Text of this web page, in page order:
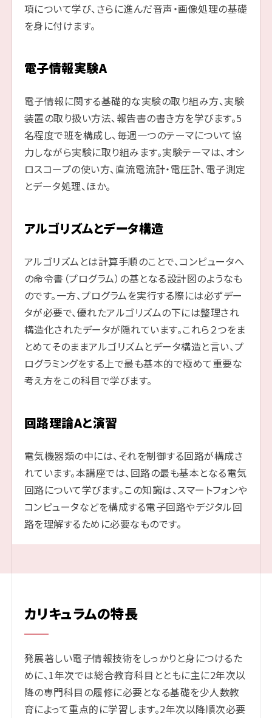
項について学び、さらに進んだ音声・画像処理の基礎
を身に付けます。
電子情報実験A
電子情報に関する基礎的な実験の取り組み方、実験
装置の取り扱い方法、報告書の書き方を学びます。5
名程度で班を構成し、毎週一つのテーマについて協
力しながら実験に取り組みます。実験テーマは、オシ
ロスコープの使い方、直流電流計・電圧計、電子測定
とデータ処理、ほか。
アルゴリズムとデータ構造
アルゴリズムとは計算手順のことで、コンピュータへ
の命令書（プログラム）の基となる設計図のようなも
のです。一方、プログラムを実行する際には必ずデー
タが必要で、優れたアルゴリズムの下には整理され
構造化されたデータが隠れています。これら２つをま
とめてそのままアルゴリズムとデータ構造と言い、プ
ログラミングをする上で最も基本的で極めて重要な
考え方をこの科目で学びます。
回路理論Aと演習
電気機器類の中には、それを制御する回路が構成さ
れています。本講座では、回路の最も基本となる電気
回路について学びます。この知識は、スマートフォンや
コンピュータなどを構成する電子回路やデジタル回
路を理解するために必要なものです。
カリキュラムの特長
発展著しい電子情報技術をしっかりと身につけるた
めに、1年次では総合教育科目とともに主に2年次以
降の専門科目の履修に必要となる基礎を少人数教
育によって重点的に学習します。2年次以降順次必要